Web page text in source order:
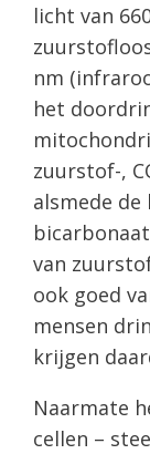
licht van
nm
het
zuurstof-,
alsmede de
van
ook goed
mensen
krijgen
Naarmate
cellen –